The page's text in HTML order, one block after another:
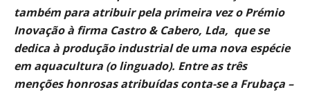
também para atribuir pela primeira vez o Prémio
Inovação à firma Castro & Cabero, Lda, que se
dedica à produção industrial de uma nova espécie
em aquacultura (o linguado). Entre as três
menções honrosas atribuídas conta-se a Frubaça –